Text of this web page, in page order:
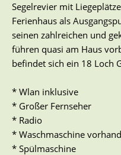
Segelrevier mit
Ferienhaus als
seinen zahlreichen und
führen quasi am Haus
befindet sich ein 18 Loch
* Wlan inklusive
* Großer Fernseher
* Radio
* Waschmaschine
* Spülmaschine